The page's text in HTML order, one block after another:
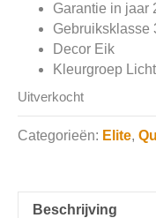
Garantie in jaar
Gebruiksklasse
Decor Eik
Kleurgroep
Uitverkocht
Categorieën: Elite,
Beschrijving